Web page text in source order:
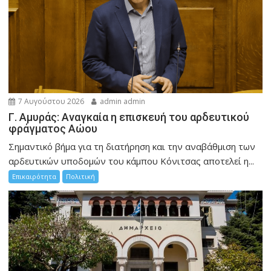
7 Αυγούστου 2026 admin admin
Γ. Αμυράς: Αναγκαία η επισκευή του αρδευτικού
φράγματος Αώου
Σημαντικό βήμα για τη διατήρηση και την αναβάθμιση των
αρδευτικών υποδομών του κάμπου Κόνιτσας αποτελεί η...
Επικαιρότητα Πολιτική